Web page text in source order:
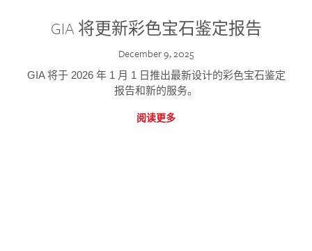
GIA 将更新彩色宝石鉴定报告
December 9, 2025
GIA 将于 2026 年 1 月 1 日推出最新设计的彩色宝石鉴定
报告和新的服务。
阅读更多